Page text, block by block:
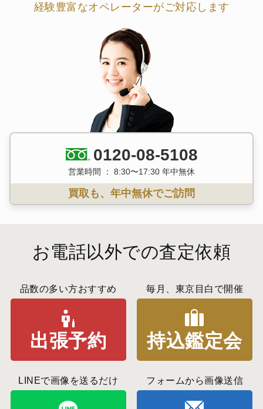
経験豊富なオペレーターがご対応します
0120-08-5108
営業時間 ： 8:30〜17:30 年中無休
買取も、年中無休でご訪問
お電話以外での査定依頼
品数の多い方おすすめ
出張予約
毎月、東京目白で開催
持込鑑定会
LINEで画像を送るだけ フォームから画像送信